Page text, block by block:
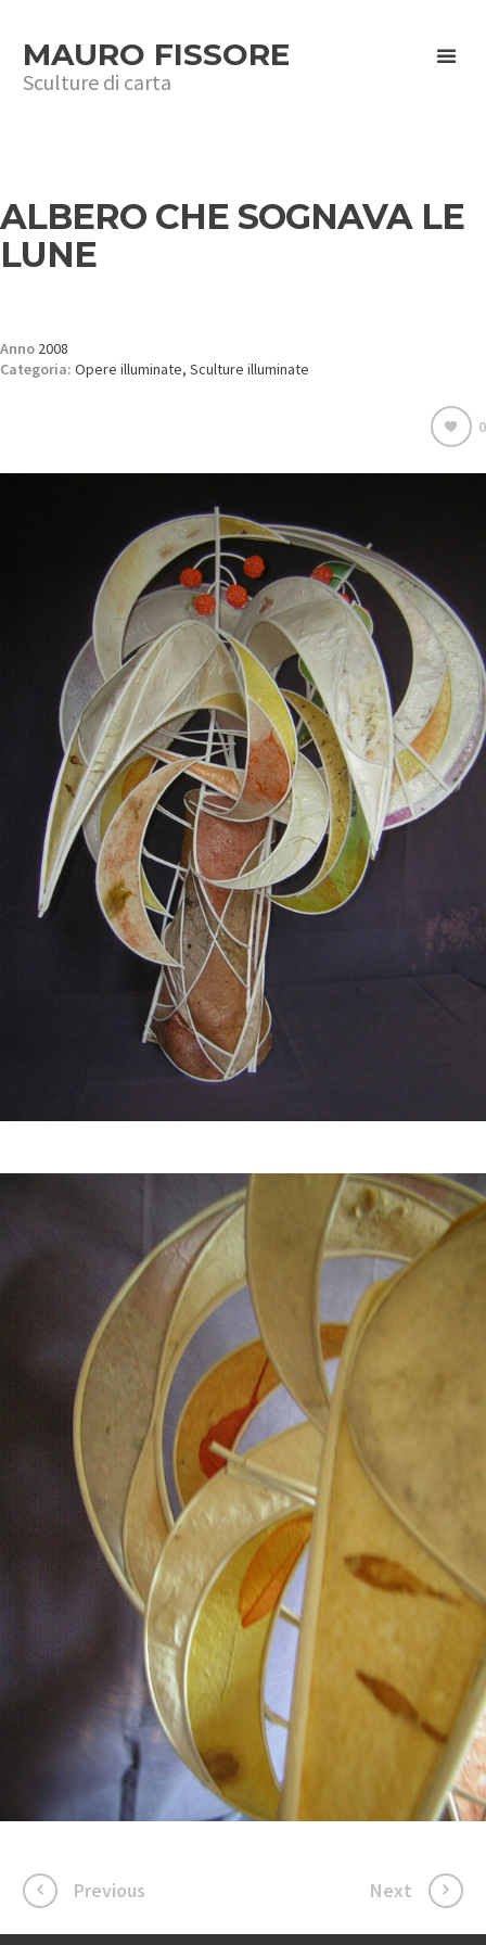
MAURO FISSORE
Sculture di carta
ALBERO CHE SOGNAVA LE
LUNE
Anno 2008
Categoria: Opere illuminate, Sculture illuminate
0
Previous Next